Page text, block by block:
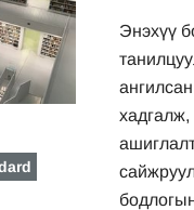
Энэхүү
хадгалж,